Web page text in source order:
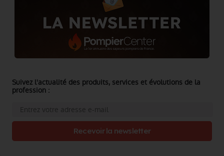
Suivez l'actualité des produits, services et évolutions de la
profession :
Recevoir la newsletter